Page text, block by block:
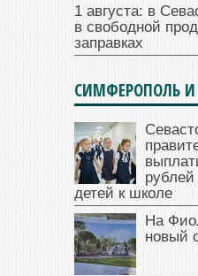
1 августа: в
в свободной
заправках
СИМФЕРОПОЛЬ И
рублей
детей к школе
На
новый